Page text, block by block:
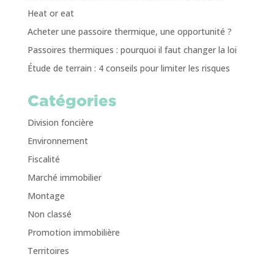
Heat or eat
Acheter une passoire thermique, une opportunité ?
Passoires thermiques : pourquoi il faut changer la loi
Étude de terrain : 4 conseils pour limiter les risques
Catégories
Division foncière
Environnement
Fiscalité
Marché immobilier
Montage
Non classé
Promotion immobilière
Territoires